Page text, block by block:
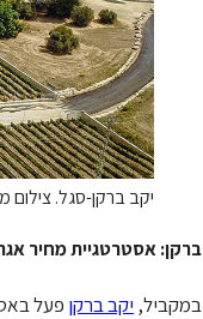
יקב ברקן-סגל. צילום
ברקן: אסטרטגיית מחיר
במקביל, יקב ברקן פעל